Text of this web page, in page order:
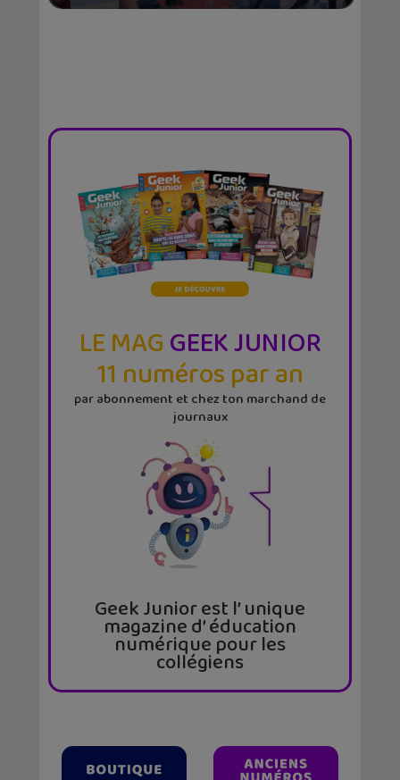
LE MAGGEEK JUNIOR
11 numéros par an
par abonnement et chez ton marchand de
journaux
Geek Junior est l’ unique
magazine d’ éducation
numérique pour les
collégiens